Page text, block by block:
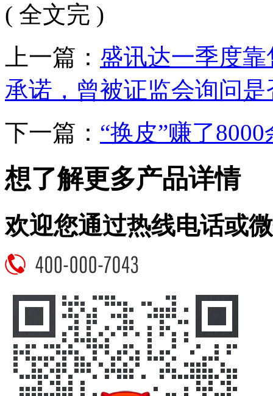
( 全文完 )
上一篇： 盛讯达一季度
承诺，曾被证监会询问是
下一篇： “换皮”赚了
想了解更多产品详情
欢迎您通过热线电话或